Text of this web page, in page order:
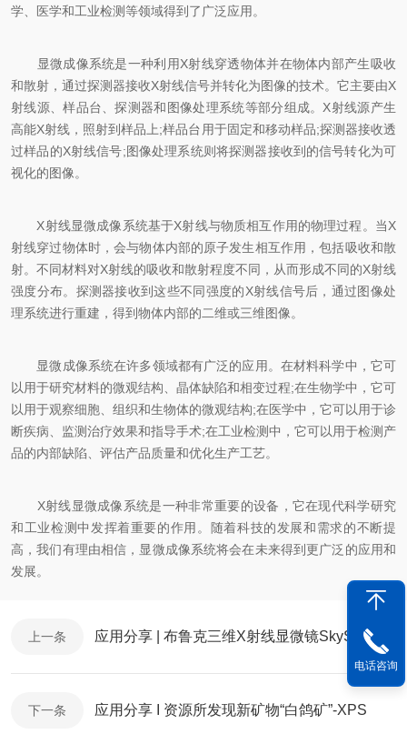
学、医学和工业检测等领域得到了广泛应用。
显微成像系统是一种利用X射线穿透物体并在物体内部产生吸收
和散射，通过探测器接收X射线信号并转化为图像的技术。它主要由X
射线源、样品台、探测器和图像处理系统等部分组成。X射线源产生
高能X射线，照射到样品上;样品台用于固定和移动样品;探测器接收透
过样品的X射线信号;图像处理系统则将探测器接收到的信号转化为可
视化的图像。
X射线显微成像系统基于X射线与物质相互作用的物理过程。当X
射线穿过物体时，会与物体内部的原子发生相互作用，包括吸收和散
射。不同材料对X射线的吸收和散射程度不同，从而形成不同的X射线
强度分布。探测器接收到这些不同强度的X射线信号后，通过图像处
理系统进行重建，得到物体内部的二维或三维图像。
显微成像系统在许多领域都有广泛的应用。在材料科学中，它可
以用于研究材料的微观结构、晶体缺陷和相变过程;在生物学中，它可
以用于观察细胞、组织和生物体的微观结构;在医学中，它可以用于诊
断疾病、监测治疗效果和指导手术;在工业检测中，它可以用于检测产
品的内部缺陷、评估产品质量和优化生产工艺。
X射线显微成像系统是一种非常重要的设备，它在现代科学研究
和工业检测中发挥着重要的作用。随着科技的发展和需求的不断提
高，我们有理由相信，显微成像系统将会在未来得到更广泛的应用和
发展。
上一条
下一条 应用分享 I 资源所发现新矿物“白鸽矿”-XPS
电话咨询